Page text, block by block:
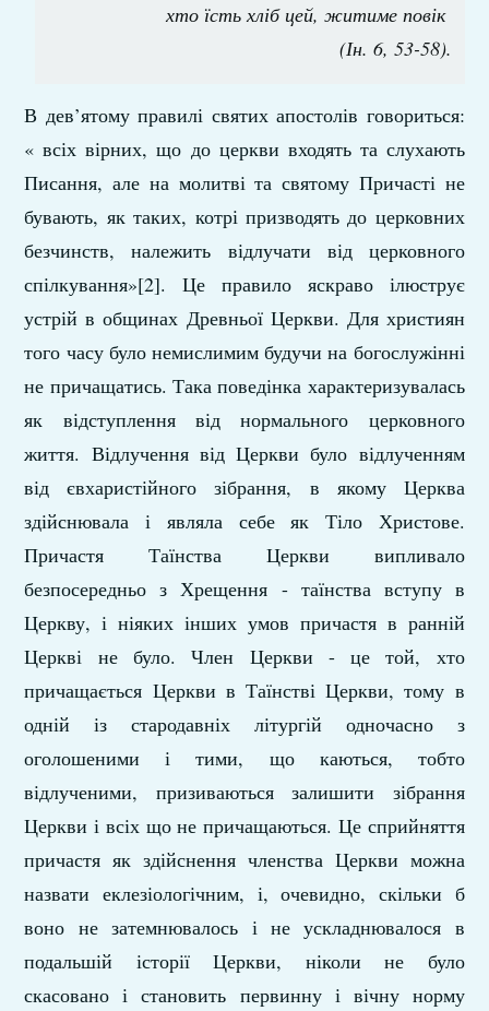
хто їсть хліб цей, житиме повік
(Ін. 6, 53-58).
В дев’ятому правилі святих апостолів говориться:
« всіх вірних, що до церкви входять та слухають
Писання, але на молитві та святому Причасті не
бувають, як таких, котрі призводять до церковних
безчинств, належить відлучати від церковного
спілкування»[2]. Це правило яскраво ілюструє
устрій в общинах Древньої Церкви. Для християн
того часу було немислимим будучи на богослужінні
не причащатись. Така поведінка характеризувалась
як відступлення від нормального церковного
життя. Відлучення від Церкви було відлученням
від євхаристійного зібрання, в якому Церква
здійснювала і являла себе як Тіло Христове.
Причастя Таїнства Церкви випливало
безпосередньо з Хрещення - таїнства вступу в
Церкву, і ніяких інших умов причастя в ранній
Церкві не було. Член Церкви - це той, хто
причащається Церкви в Таїнстві Церкви, тому в
одній із стародавніх літургій одночасно з
оголошеними і тими, що каються, тобто
відлученими, призиваються залишити зібрання
Церкви і всіх що не причащаються. Це сприйняття
причастя як здійснення членства Церкви можна
назвати еклезіологічним, і, очевидно, скільки б
воно не затемнювалось і не ускладнювалося в
подальшій історії Церкви, ніколи не було
скасовано і становить первинну і вічну норму